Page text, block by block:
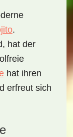
.
hat der
hat ihren
erfreut sich